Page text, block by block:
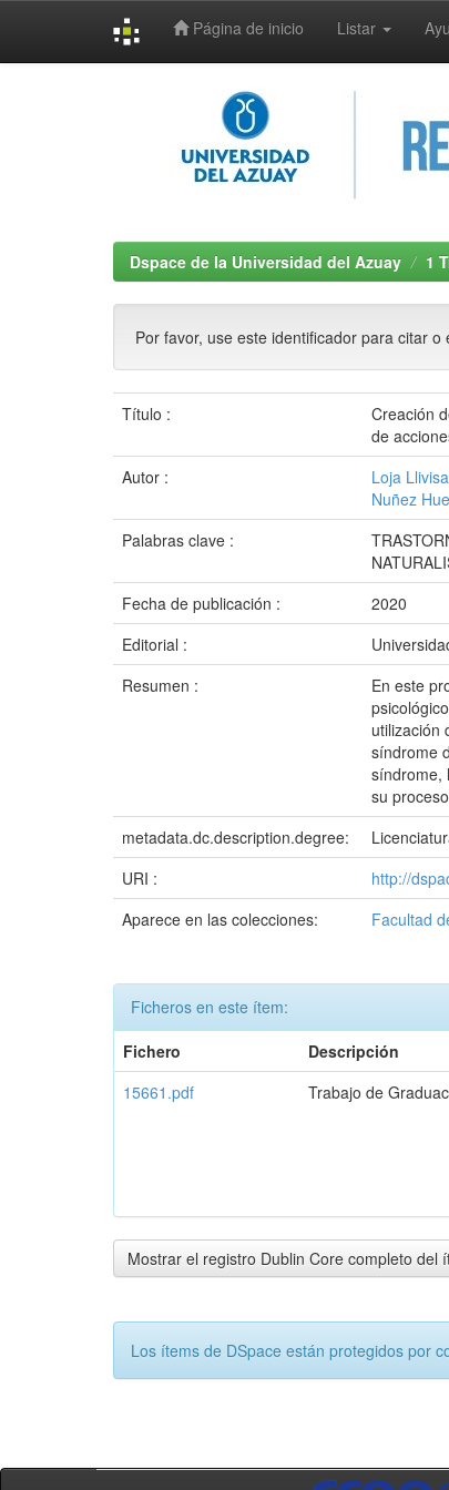
Página de inicio Listar
Dspace de la Universidad del Azuay 1
Por favor, use este identificador para citar o
Título :
Creación
de
Autor :
Loja
Nuñez
Palabras clave :
Fecha de publicación :
2020
Editorial :
Resumen :
En este
utilización
síndrome
síndrome,
su
metadata.dc.description.degree:
URI :
http://
Aparece en las colecciones:
Facultad
Ficheros en este ítem:
Fichero
Descripción
15661.pdf
Trabajo de
Mostrar el registro Dublin Core completo del
Los ítems de DSpace están protegidos por